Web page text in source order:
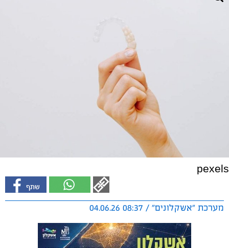
pexels
מערכת "אשקלונים" / 08:37 04.06.26